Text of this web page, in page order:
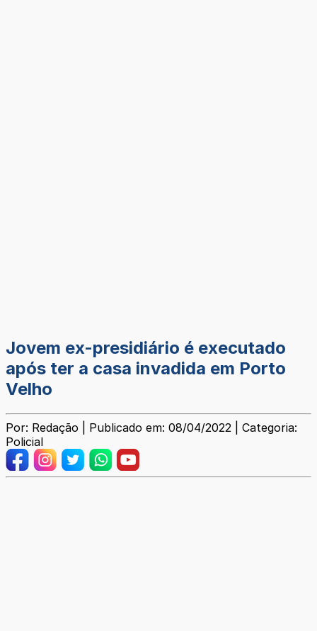
Jovem ex-presidiário é executado
após ter a casa invadida em Porto
Velho
Por: Redação | Publicado em: 08/04/2022 | Categoria:
Policial